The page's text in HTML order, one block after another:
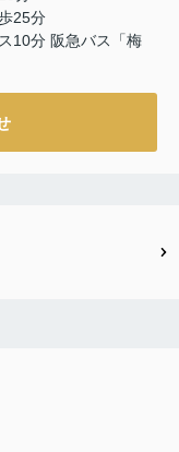
25分
10分 阪急バス「梅